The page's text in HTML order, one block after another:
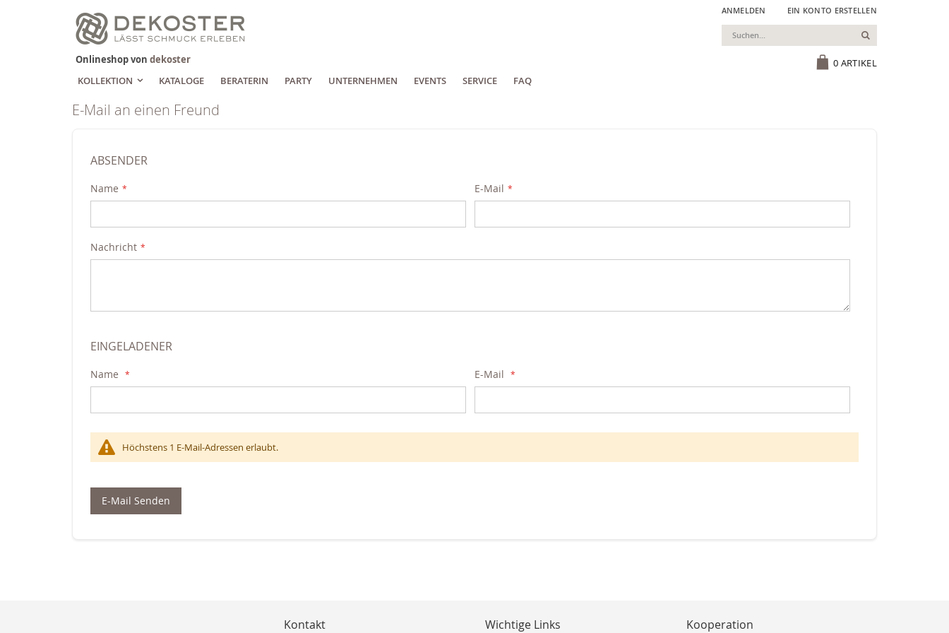
Zum
Inhalt
springen
ANMELDEN EIN KONTO ERSTELLEN
0 ARTIKEL
Suchen
Onlineshop von dekoster
KOLLEKTION
KATALOGE BERATERIN PARTY UNTERNEHMEN EVENTS SERVICE FAQ
E-Mail an einen Freund
ABSENDER
Name E-Mail
Nachricht
EINGELADENER
Name E-Mail
Höchstens 1 E-Mail-Adressen erlaubt.
E-Mail Senden
Kontakt Wichtige Links Kooperation